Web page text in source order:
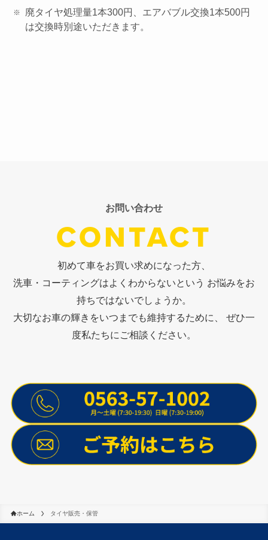
廃タイヤ処理量1本300円、エアバブル交換1本500円
は交換時別途いただきます。
お問い合わせ
CONTACT
初めて車をお買い求めになった方、
洗車・コーティングはよくわからないという お悩みをお
持ちではないでしょうか。
大切なお車の輝きをいつまでも維持するために、 ぜひ一
度私たちにご相談ください。
ホーム タイヤ販売・保管